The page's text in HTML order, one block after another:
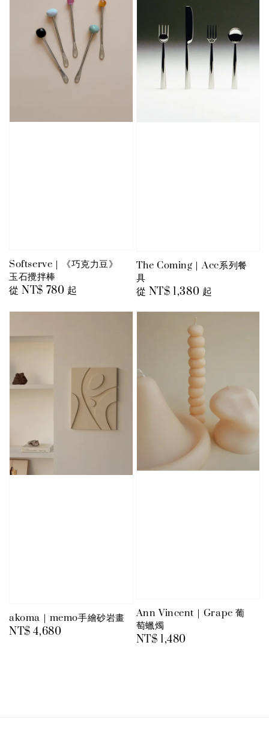
Softserve｜《巧克力豆》
玉石攪拌棒
Regular
從NT$ 780 起
The Coming｜Acc系列餐
具
Regular
從 NT$ 1,380 起
akoma｜memo手繪砂岩畫
Regular
NT$ 4,680
Ann Vincent｜Grape 葡
萄蠟燭
Regular
NT$ 1,480